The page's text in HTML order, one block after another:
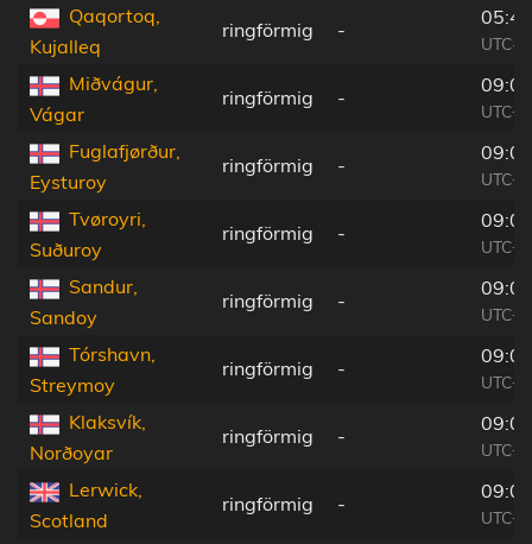
Qaqortoq,
Kujalleq
ringförmig -
UTC-
Miðvágur,
Vágar
ringförmig -
Fuglafjørður,
Eysturoy
ringförmig -
Tvøroyri,
Suðuroy
ringförmig -
Sandur,
Sandoy
ringförmig -
Tórshavn,
Streymoy
ringförmig -
Klaksvík,
Norðoyar
ringförmig -
Lerwick,
Scotland
ringförmig -